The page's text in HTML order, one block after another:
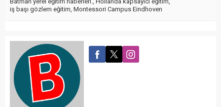
iş başı gözlem eğitim Montessori Campus Eindhoven